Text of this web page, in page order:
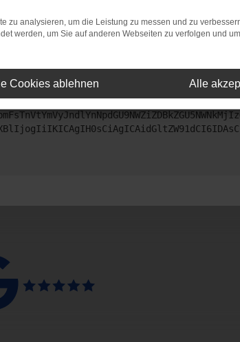
dass bestimmte Funktionen nicht mehr
versuchen, das Problem zu beheben. Du
zu analysieren, um die Leistung zu messen und zu
werden, um Sie auf anderen Webseiten zu verfolgen und
Cookies ablehnen Alle